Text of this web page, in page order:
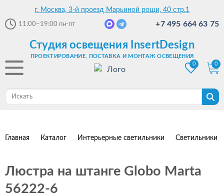
г. Москва, 3-й проезд Марьиной рощи, 40 стр.1
11:00–19:00 пн-пт +7 495 664 63 75
Студия освещения InsertDesign
ПРОЕКТИРОВАНИЕ, ПОСТАВКА И МОНТАЖ ОСВЕЩЕНИЯ
0
0
Главная Каталог Интерьерные светильники Светильники
Люстра на штанге Globo Marta
56222-6